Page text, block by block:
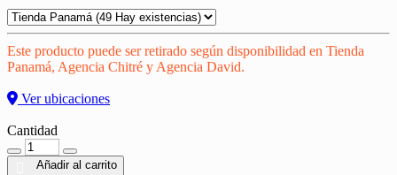
Este producto puede ser retirado según disponibilidad en Tienda
Panamá, Agencia Chitré y Agencia David.
Ver ubicaciones
Cantidad
Añadir al carrito